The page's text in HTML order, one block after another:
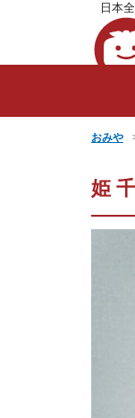
日本
おみや
姫